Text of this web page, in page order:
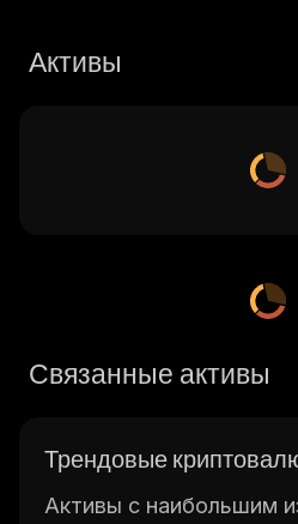
Активы
Связанные активы
Трендовые
Активы с наибольшим